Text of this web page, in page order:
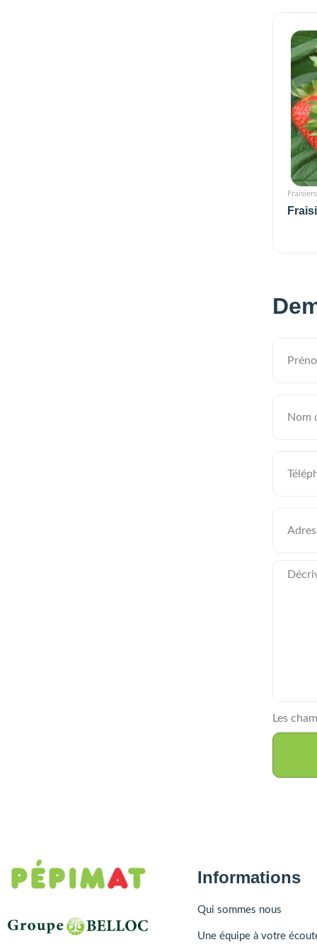
Fraisiers
Les
Informations
Qui sommes nous
Une équipe à votre